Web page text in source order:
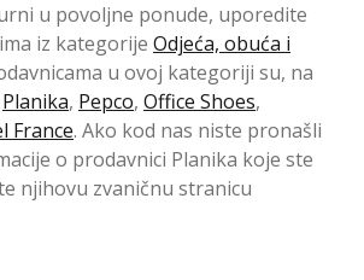
u povoljne ponude, uporedite
iz kategorije Odjeća, obuća i
u ovoj kategoriji su, na
Planika, Pepco, Office Shoes,
France. Ako kod nas niste pronašli
o prodavnici Planika koje ste
njihovu zvaničnu stranicu